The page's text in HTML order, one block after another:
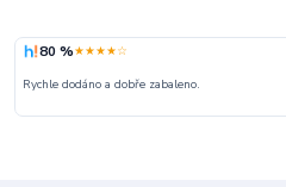
80 %★★★★☆
Rychle dodáno a dobře zabaleno.